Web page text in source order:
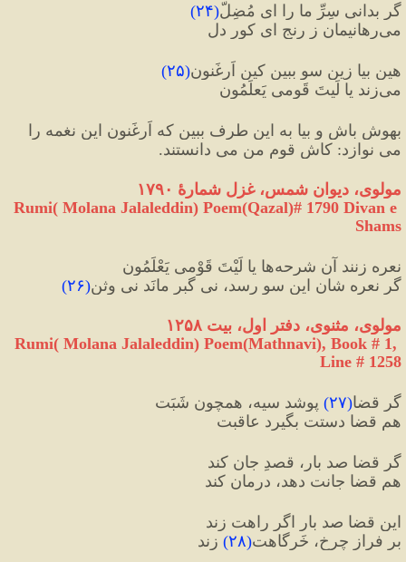
گر بدانی سِرِّ ما را ای مُضِلّ(۲۴)
می‌رهانیمان ز رنج ای کور دل
هین بیا زین سو ببین کین اَرغَنون(۲۵)
می‌زند یا لَیتَ قَومی یَعلَمُون
بهوش باش و بیا به این طرف ببین که اَرغَنون این نغمه را
می نوازد: کاش قوم من می دانستند.
مولوی، دیوان شمس، غزل شمارهٔ ۱۷۹۰
Rumi( Molana Jalaleddin) Poem(Qazal)# 1790 Divan e
Shams
نعره زنند آن شرحه‌ها یا لَیْتَ قَوْمی یَعْلَمُون
گر نعره شان این سو رسد، نی گبر مانَد نی وثن(۲۶)
مولوی، مثنوی، دفتر اول، بیت ۱۲۵۸
Rumi( Molana Jalaleddin) Poem(Mathnavi), Book # 1,
Line # 1258
گر قضا(۲۷) پوشد سیه، همچون شَبَت
هم قضا دستت بگیرد عاقبت
گر قضا صد بار، قصدِ جان کند
هم قضا جانت دهد، درمان کند
این قضا صد بار اگر راهت زند
بر فراز چرخ، خَرگاهت(۲۸) زند